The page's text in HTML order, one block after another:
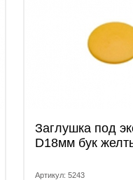
Заглушка под
D18мм бук
Артикул: 5243